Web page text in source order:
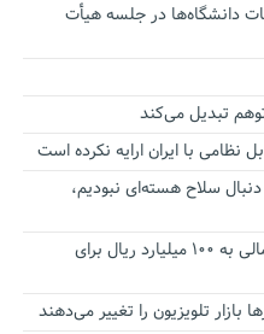
دانشگاه‌ها در جلسه هیأت
تبدیل می‌کند
نظامی با ایران ارایه نکرده است
سلاح هسته‌ای نبودیم،
آستانه الزام به دریافت صورت های مالی به ۱۰۰ میلیارد ریال برای
بازار تلویزیون را تغییر می‌دهند